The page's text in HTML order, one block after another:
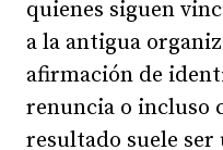
quienes siguen
a la antigua
afirmación de
renuncia o incluso
resultado suele